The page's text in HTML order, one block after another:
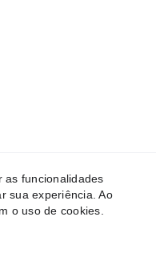
Morte de
Leis
as funcionalidades
sua experiência. Ao
o uso de cookies.